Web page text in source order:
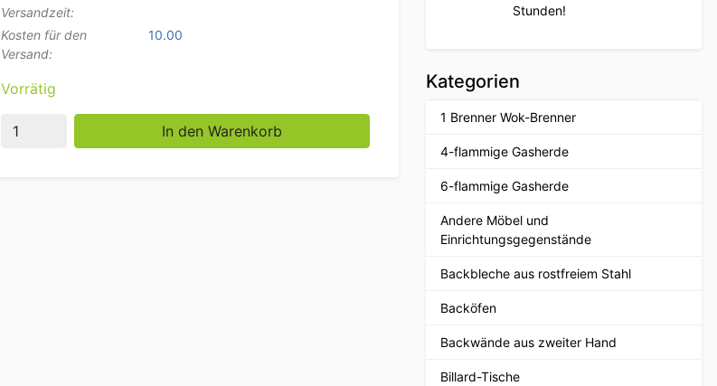
Versandzeit:
Kosten für den
Versand:
10.00
Vorrätig
Edelstahl Suppentopf Kochtopf Induktion 55 x 35 cm 83 Liter Catering Menge
In den Warenkorb
Stunden!
Kategorien
1 Brenner Wok-Brenner
4-flammige Gasherde
6-flammige Gasherde
Andere Möbel und
Einrichtungsgegenstände
Backbleche aus rostfreiem Stahl
Backöfen
Backwände aus zweiter Hand
Billard-Tische